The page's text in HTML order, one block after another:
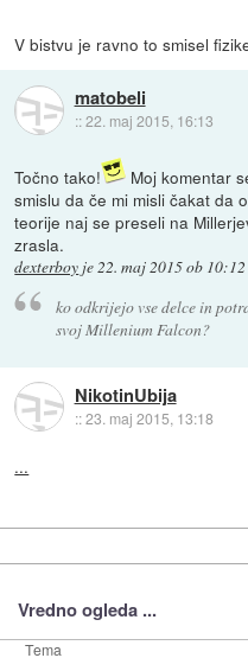
V bistvu je ravno to smisel
matobeli
::22. maj 2015, 16:13
Točno tako!
Moj komentar
smislu da če mi misli čakat da
teorije naj se preseli na
zrasla.
dexterboy je22. maj 2015 ob 10:12
ko odkrijejo vse delce in
svoj Millenium Falcon?
NikotinUbija
::23. maj 2015, 13:18
...
Vredno ogleda ...
Tema